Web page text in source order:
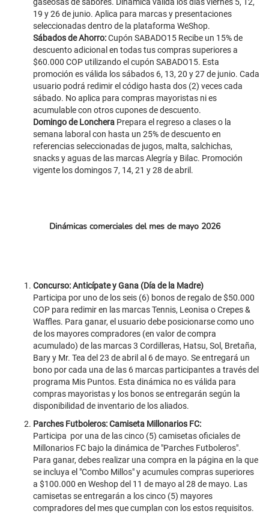
19 y 26 de junio. Aplica para marcas y presentaciones
seleccionadas dentro de la plataforma WeShop.
Sábados de Ahorro:Cupón SABADO15 Recibe un 15% de
descuento adicional en todas tus compras superiores a
$60.000 COP utilizando el cupón SABADO15. Esta
promoción es válida los sábados 6, 13, 20 y 27 de junio. Cada
usuario podrá redimir el código hasta dos (2) veces cada
sábado. No aplica para compras mayoristas ni es
acumulable con otros cupones de descuento.
Domingo de Lonchera Prepara el regreso a clases o la
semana laboral con hasta un 25% de descuento en
referencias seleccionadas de jugos, malta, salchichas,
snacks y aguas de las marcas Alegría y Bilac. Promoción
vigente los domingos 7, 14, 21 y 28 de abril.
Dinámicas comerciales del mes de mayo 2026
Concurso: Anticípate y Gana (Día de la Madre)
Participa por uno de los seis (6) bonos de regalo de $50.000
COP para redimir en las marcas Tennis, Leonisa o Crepes &
Waffles. Para ganar, el usuario debe posicionarse como uno
de los mayores compradores (en valor de compra
acumulado) de las marcas 3 Cordilleras, Hatsu, Sol, Bretaña,
Bary y Mr. Tea del 23 de abril al 6 de mayo. Se entregará un
bono por cada una de las 6 marcas participantes a través del
programa Mis Puntos. Esta dinámica no es válida para
compras mayoristas y los bonos se entregarán según la
disponibilidad de inventario de los aliados.
Parches Futboleros: Camiseta Millonarios FC:
Participa por una de las cinco (5) camisetas oficiales de
Millonarios FC bajo la dinámica de "Parches Futboleros".
Para ganar, debes realizar una compra en la página en la que
se incluya el "Combo Millos" y acumules compras superiores
a $100.000 en Weshop del 11 de mayo al 28 de mayo. Las
camisetas se entregarán a los cinco (5) mayores
compradores del mes que cumplan con los estos requisitos.